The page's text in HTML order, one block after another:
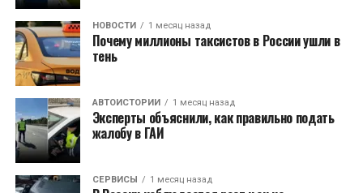
НОВОСТИ 1 месяц назад
Почему миллионы таксистов в России ушли в
тень
АВТОИСТОРИИ 1 месяц назад
Эксперты объяснили, как правильно подать
жалобу в ГАИ
СЕРВИСЫ 1 месяц назад